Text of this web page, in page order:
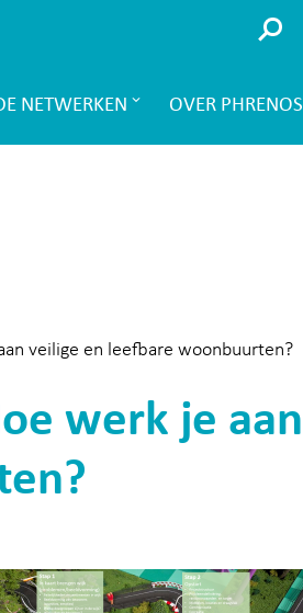
NETWERKEN OVER PHRENOS
veilige en leefbare woonbuurten?
werk je aan